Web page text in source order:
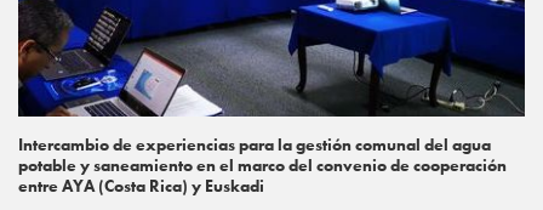
Intercambio de experiencias para la gestión comunal del agua
potable y saneamiento en el marco del convenio de cooperación
entre AYA (Costa Rica) y Euskadi